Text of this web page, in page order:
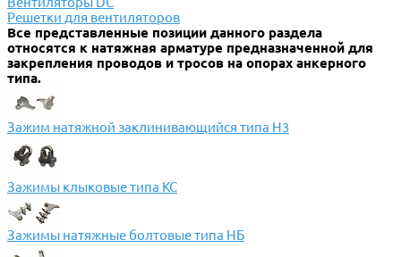
Решетки для вентиляторов
Все представленные позиции данного раздела
относятся к натяжная арматуре предназначенной для
закрепления проводов и тросов на опорах анкерного
типа.
Зажим натяжной заклинивающийся типа Н3
Зажимы клыковые типа КС
Зажимы натяжные болтовые типа НБ